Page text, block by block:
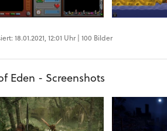
18.01.2021, 12:01 Uhr | 100 Bilder
Eden - Screenshots